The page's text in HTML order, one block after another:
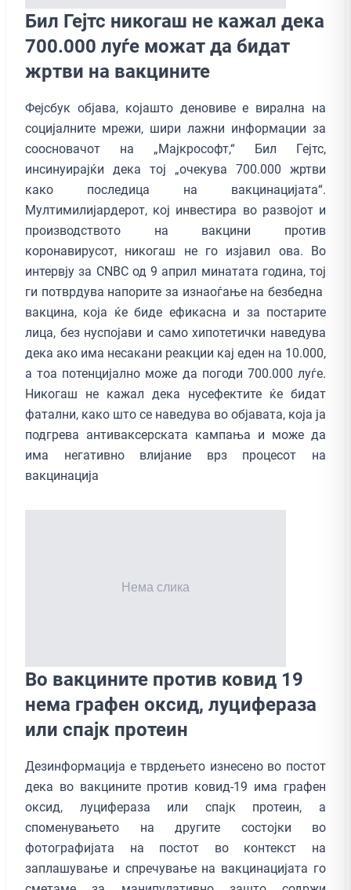
Бил Гејтс никогаш не кажал дека
700.000 луѓе можат да бидат
жртви на вакцините
Фејсбук објава, којашто деновиве е вирална на
социјалните мрежи, шири лажни информации за
соосновачот на „Мајкрософт,“ Бил Гејтс,
инсинуирајќи дека тој „очекува 700.000 жртви
како последица на вакцинацијата“.
Мултимилијардерот, кој инвестира во развојот и
производството на вакцини против
коронавирусот, никогаш не го изјавил ова. Во
интервју за CNBC од 9 април минатата година, тој
ги потврдува напорите за изнаоѓање на безбедна
вакцина, која ќе биде ефикасна и за постарите
лица, без нуспојави и само хипотетички наведува
дека ако има несакани реакции кај еден на 10.000,
а тоа потенцијално може да погоди 700.000 луѓе.
Никогаш не кажал дека нусефектите ќе бидат
фатални, како што се наведува во објавата, која ја
подгрева антиваксерската кампања и може да
има негативно влијание врз процесот на
вакцинација
Во вакцините против ковид 19
нема графен оксид, луцифераза
или спајк протеин
Дезинформација е тврдењето изнесено во постот
дека во вакцините против ковид-19 има графен
оксид, луцифераза или спајк протеин, а
споменувањето на другите состојки во
фотографијата на постот во контекст на
заплашување и спречување на вакцинацијата го